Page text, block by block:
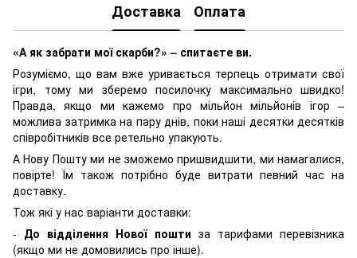
Доставка Оплата
«А як забрати мої скарби?» – спитаєте ви.
Розуміємо, що вам вже уривається терпець отримати свої
ігри, тому ми зберемо посилочку максимально швидко!
Правда, якщо ми кажемо про мільйон мільйонів ігор –
можлива затримка на пару днів, поки наші десятки десятків
співробітників все ретельно упакують.
А Нову Пошту ми не зможемо пришвидшити, ми намагалися,
повірте! Їм також потрібно буде витрати певний час на
доставку.
Тож які у нас варіанти доставки:
- До відділення Нової пошти за тарифами перевізника
(якщо ми не домовились про інше).